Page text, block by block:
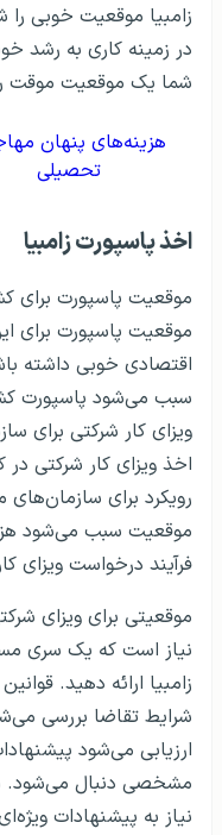
زامبیا موقعیت خوبی
در زمینه کاری به رشد
شما یک موقعیت موقت
هزینه‌های پنهان
تحصیلی
اخذ پاسپورت زامبیا
موقعیت پاسپورت برای
موقعیت پاسپورت برای
اقتصادی خوبی داشته
سبب می‌شود پاسپورت
ویزای کار شرکتی برای
اخذ ویزای کار شرکتی
رویکرد برای
موقعیت سبب می‌شود
فرآیند درخواست ویزای
موقعیتی برای ویزای
نیاز است که یک سری
زامبیا ارائه دهید.
شرایط تقاضا بررسی
ارزیابی می‌شود
مشخصی دنبال می‌شود.
نیاز به پیشنهادات